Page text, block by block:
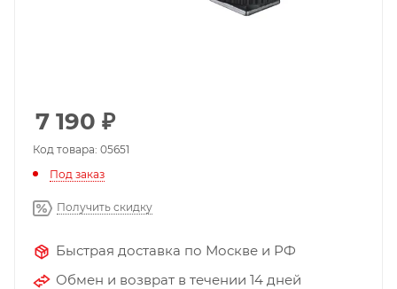
7 190 ₽
Код товара: 05651
Под заказ
Получить скидку
Быстрая доставка по Москве и РФ
Обмен и возврат в течении 14 дней